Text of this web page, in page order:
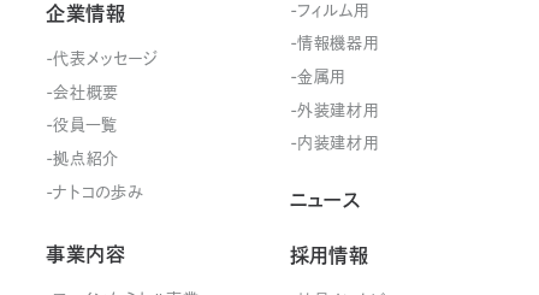
企業情報
代表メッセージ
会社概要
役員一覧
拠点紹介
ナトコの歩み
事業内容
フィルム用
情報機器用
金属用
外装建材用
内装建材用
ニュース
採用情報